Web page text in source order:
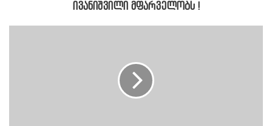
ივანიშვილი მფარველობს !